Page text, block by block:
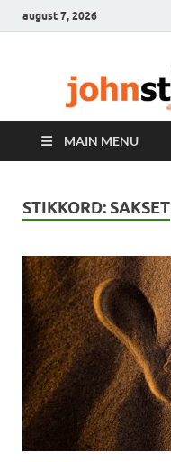
august 7, 2026
MAIN MENU
STIKKORD: SAKSET